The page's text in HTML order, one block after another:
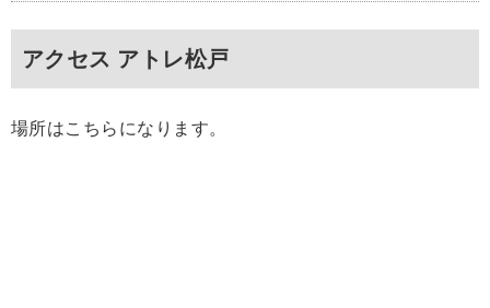
アクセス アトレ松戸
場所はこちらになります。